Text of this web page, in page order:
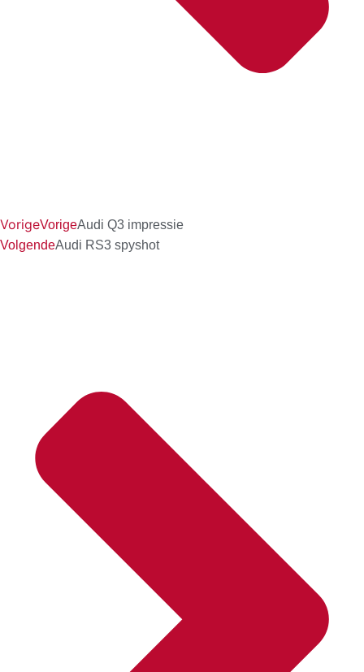
VorigeVorigeAudi Q3 impressie
VolgendeAudi RS3 spyshot